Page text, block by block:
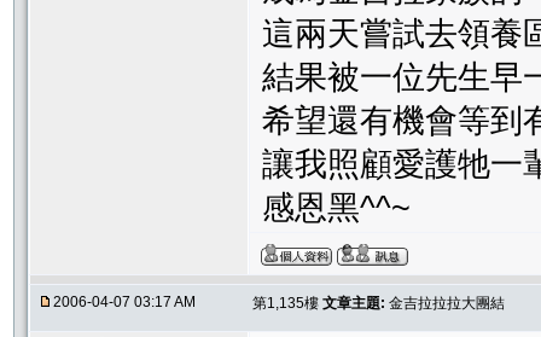
這兩天嘗試去領養
結果被一位先生早
希望還有機會等到
讓我照顧愛護牠一
感恩黑^^~
2006-04-07 03:17 AM 第1,135樓 文章主題: 金吉拉拉拉大團結